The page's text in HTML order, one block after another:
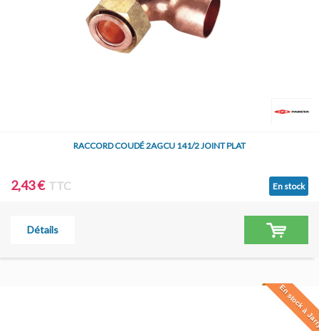
RACCORD COUDÉ 2AGCU 141/2 JOINT PLAT
2,43 € TTC En stock
Détails
En stock à